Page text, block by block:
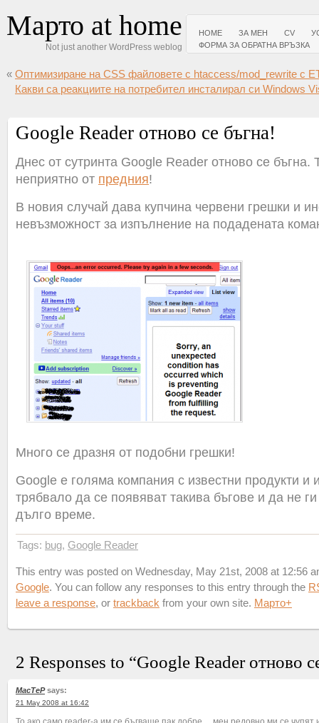
Марто at home
Not just another WordPress weblog
HOME ЗА МЕН CV
ФОРМА ЗА ОБРАТНА ВРЪЗКА
« Оптимизиране на CSS файловете с htaccess/mod_rewrite с
Какви са реакциите на потребител инсталирал си Windows
Google Reader отново се бъгна!
Днес от сутринта Google Reader отново се бъгна.
неприятно от предния!
В новия случай дава купчина червени грешки и
невъзможност за изпълнение на подадената
Много се дразня от подобни грешки!
Google е голяма компания с известни продукти и
трябвало да се появяват такива бъгове и да не
дълго време.
Tags: bug, Google Reader
This entry was posted on Wednesday, May 21st, 2008 at 12:56
Google. You can follow any responses to this entry through the
leave a response, or trackback from your own site. Марто+
2 Responses to “Google Reader отново
MacTeP says:
21 May 2008 at 16:42